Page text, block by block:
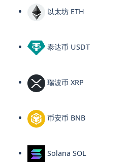
以太坊 ETH
泰达币 USDT
瑞波币 XRP
币安币 BNB
Solana SOL